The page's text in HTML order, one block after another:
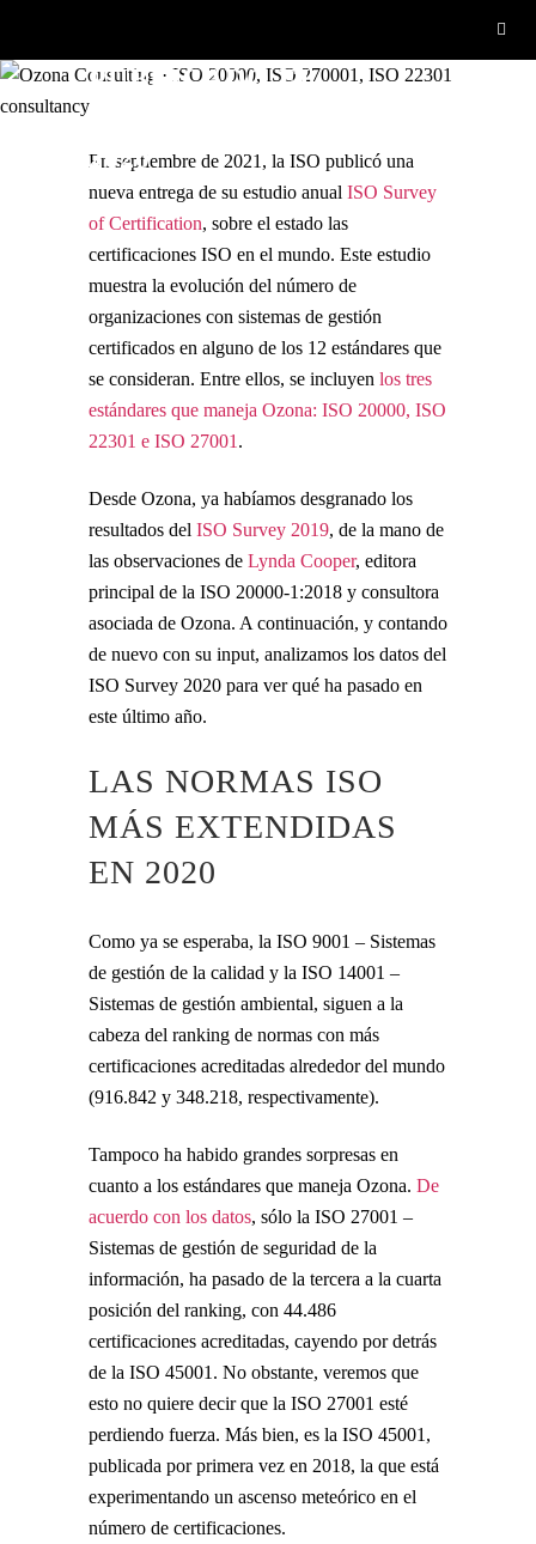
PUBLICADO EL
2020
En septiembre de 2021, la ISO publicó una
nueva entrega de su estudio anual ISO Survey
of Certification, sobre el estado las
certificaciones ISO en el mundo. Este estudio
muestra la evolución del número de
organizaciones con sistemas de gestión
certificados en alguno de los 12 estándares que
se consideran. Entre ellos, se incluyen los tres
estándares que maneja Ozona: ISO 20000, ISO
22301 e ISO 27001 .
Desde Ozona, ya habíamos desgranado los
resultados del ISO Survey 2019, de la mano de
las observaciones de Lynda Cooper, editora
principal de la ISO 20000-1:2018 y consultora
asociada de Ozona. A continuación, y contando
de nuevo con su input, analizamos los datos del
ISO Survey 2020 para ver qué ha pasado en
este último año.
LAS NORMAS ISO
MÁS EXTENDIDAS
EN 2020
Como ya se esperaba, la ISO 9001 – Sistemas
de gestión de la calidad y la ISO 14001 –
Sistemas de gestión ambiental, siguen a la
cabeza del ranking de normas con más
certificaciones acreditadas alrededor del mundo
(916.842 y 348.218, respectivamente).
Tampoco ha habido grandes sorpresas en
cuanto a los estándares que maneja Ozona. De
acuerdo con los datos, sólo la ISO 27001 –
Sistemas de gestión de seguridad de la
información, ha pasado de la tercera a la cuarta
posición del ranking, con 44.486
certificaciones acreditadas, cayendo por detrás
de la ISO 45001. No obstante, veremos que
esto no quiere decir que la ISO 27001 esté
perdiendo fuerza. Más bien, es la ISO 45001,
publicada por primera vez en 2018, la que está
experimentando un ascenso meteórico en el
número de certificaciones.